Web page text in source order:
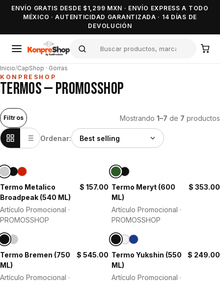
ENVÍO GRATIS DESDE $1,299 MXN · ENVÍO EXPRESS A TODO
MÉXICO · AUTENTICIDAD GARANTIZADA · 14 DÍAS DE
DEVOLUCIÓN
Inicio/CapShop · Gorras
KONPRESHOP
TERMOS — PROMOSSHOP
Filtros Mostrando 1–7 de 7 productos
Ordenar:
Termo Metalico
Broadpeak (540 ML)
$ 157.00
Artículo Promocional ·
PROMOSSHOP
Termo Meryt (600
ML)
$ 353.00
Artículo Promocional ·
PROMOSSHOP
Termo Bremen (750
ML)
$ 545.00
Artículo Promocional ·
Termo Yukshin (550
ML)
$ 249.00
Artículo Promocional ·